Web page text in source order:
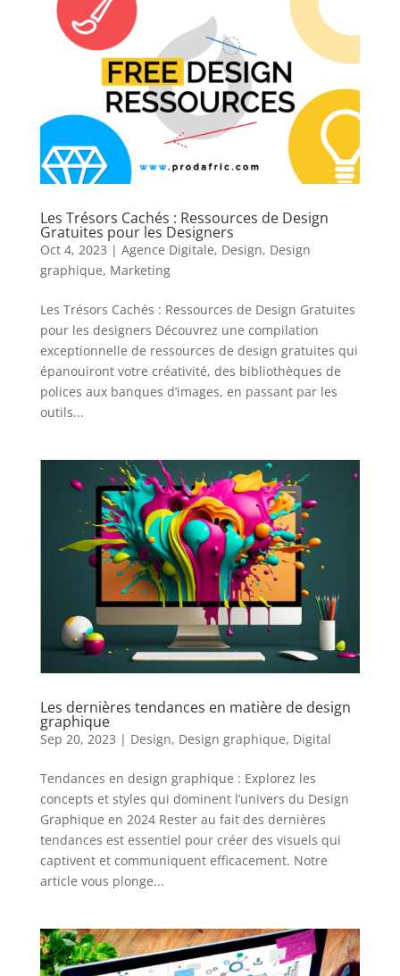
Les Trésors Cachés : Ressources de Design
Gratuites pour les Designers
Oct 4, 2023 | Agence Digitale, Design, Design
graphique, Marketing
Les Trésors Cachés : Ressources de Design Gratuites
pour les designers Découvrez une compilation
exceptionnelle de ressources de design gratuites qui
épanouiront votre créativité, des bibliothèques de
polices aux banques d’images, en passant par les
outils...
Les dernières tendances en matière de design
graphique
Sep 20, 2023 | Design, Design graphique, Digital
Tendances en design graphique : Explorez les
concepts et styles qui dominent l’univers du Design
Graphique en 2024 Rester au fait des dernières
tendances est essentiel pour créer des visuels qui
captivent et communiquent efficacement. Notre
article vous plonge...